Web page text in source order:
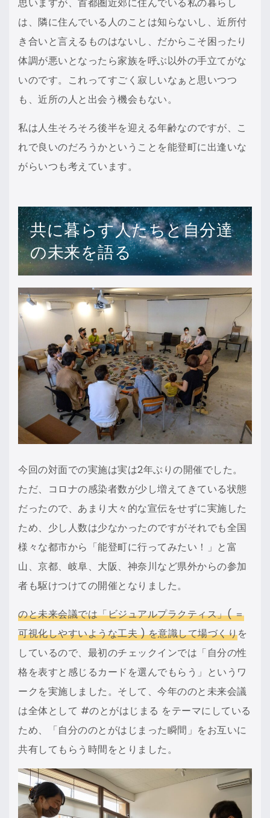
思いますが、首都圏近郊に住んでいる私の暮らし
は、隣に住んでいる人のことは知らないし、近所付
き合いと言えるものはないし、だからこそ困ったり
体調が悪いとなったら家族を呼ぶ以外の手立てがな
いのです。これってすごく寂しいなぁと思いつつ
も、近所の人と出会う機会もない。
私は人生そろそろ後半を迎える年齢なのですが、こ
れで良いのだろうかということを能登町に出逢いな
がらいつも考えています。
共に暮らす人たちと自分達
の未来を語る
今回の対面での実施は実は2年ぶりの開催でした。
ただ、コロナの感染者数が少し増えてきている状態
だったので、あまり大々的な宣伝をせずに実施した
ため、少し人数は少なかったのですがそれでも全国
様々な都市から「能登町に行ってみたい！」と富
山、京都、岐阜、大阪、神奈川など県外からの参加
者も駆けつけての開催となりました。
のと未来会議では「ビジュアルプラクティス」( ＝
可視化しやすいような工夫 ) を意識して場づくりを
しているので、最初のチェックインでは「自分の性
格を表すと感じるカードを選んでもらう」というワ
ークを実施しました。そして、今年ののと未来会議
は全体として #のとがはじまる をテーマにしている
ため、「自分ののとがはじまった瞬間」をお互いに
共有してもらう時間をとりました。